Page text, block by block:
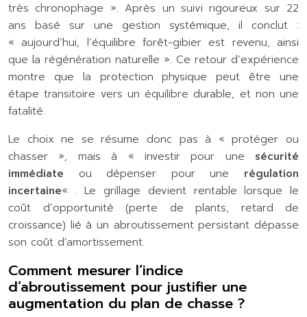
très chronophage ». Après un suivi rigoureux sur 22
ans basé sur une gestion systémique, il conclut :
« aujourd’hui, l’équilibre forêt-gibier est revenu, ainsi
que la régénération naturelle ». Ce retour d’expérience
montre que la protection physique peut être une
étape transitoire vers un équilibre durable, et non une
fatalité.
Le choix ne se résume donc pas à « protéger ou
chasser », mais à « investir pour une sécurité
immédiate ou dépenser pour une régulation
incertaine« . Le grillage devient rentable lorsque le
coût d’opportunité (perte de plants, retard de
croissance) lié à un abroutissement persistant dépasse
son coût d’amortissement.
Comment mesurer l’indice
d’abroutissement pour justifier une
augmentation du plan de chasse ?